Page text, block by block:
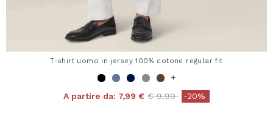
T-shirt uomo in jersey 100% cotone regular fit
+
A partire da: 7,99 € Price reduced from
€ 9,99to-20%